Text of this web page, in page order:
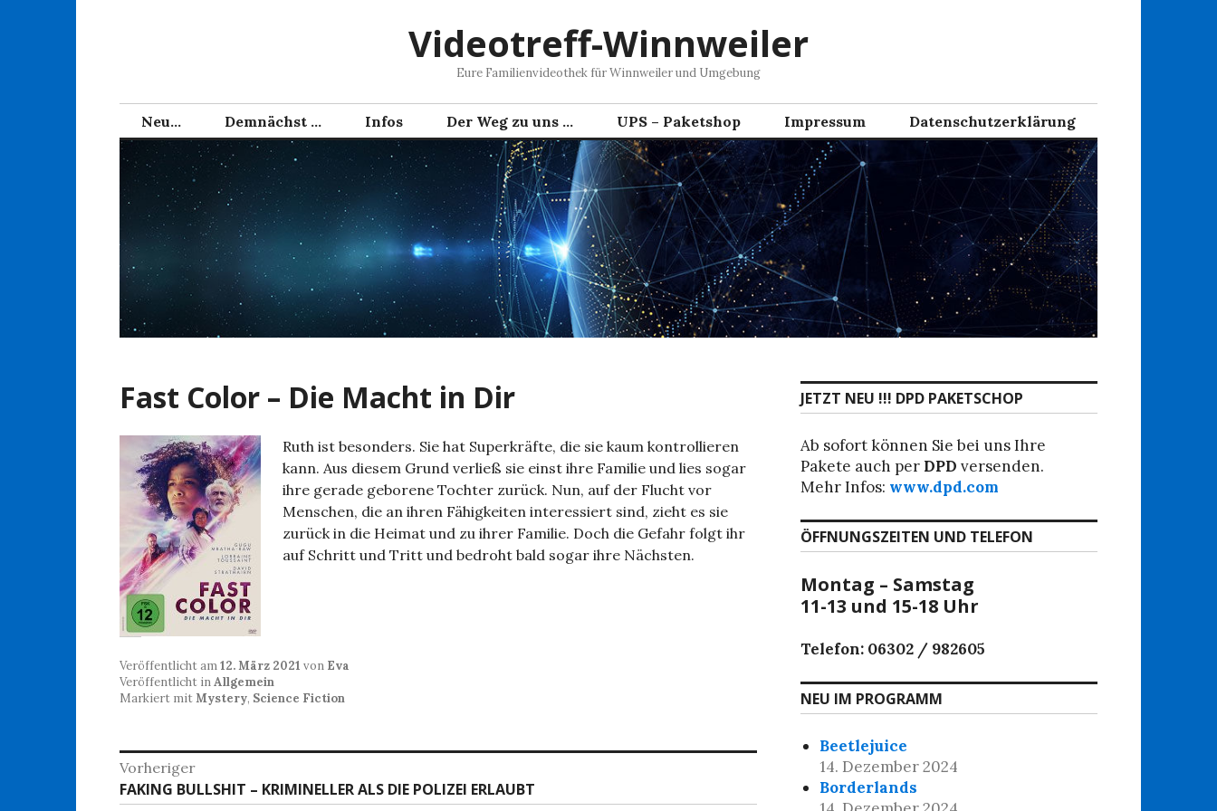
Videotreff-Winnweiler
Eure Familienvideothek für Winnweiler und Umgebung
Neu… Demnächst … Infos Der Weg zu uns … UPS – Paketshop Impressum Datenschutzerklärung
Fast Color – Die Macht in Dir
Ruth ist besonders. Sie hat Superkräfte, die sie kaum kontrollieren
kann. Aus diesem Grund verließ sie einst ihre Familie und lies sogar
ihre gerade geborene Tochter zurück. Nun, auf der Flucht vor
Menschen, die an ihren Fähigkeiten interessiert sind, zieht es sie
zurück in die Heimat und zu ihrer Familie. Doch die Gefahr folgt ihr
auf Schritt und Tritt und bedroht bald sogar ihre Nächsten.
Veröffentlicht am12. März 2021 von Eva
Veröffentlicht inAllgemein
Markiert mitMystery, Science Fiction
Beitragsnavigation
Vorheriger
Vorheriger
FAKING BULLSHIT – KRIMINELLER ALS DIE POLIZEI ERLAUBT
JETZT NEU !!! DPD PAKETSCHOP
Ab sofort können Sie bei uns Ihre
Pakete auch per DPD versenden.
Mehr Infos: www.dpd.com
ÖFFNUNGSZEITEN UND TELEFON
Montag – Samstag
11-13 und 15-18 Uhr
Telefon: 06302 / 982605
NEU IM PROGRAMM
Beetlejuice
14. Dezember 2024
Borderlands